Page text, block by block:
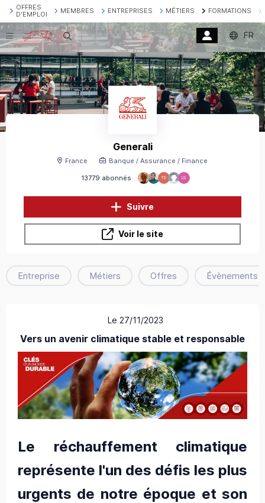
OFFRES
D'EMPLOI
MEMBRES ENTREPRISES MÉTIERS FORMATIONS
Recherche FR
Generali
13779 abonnés TD LS
France Banque / Assurance / Finance
Suivre
Voir le site
Entreprise Métiers Offres Évènements
Le 27/11/2023
Vers un avenir climatique stable et responsable
Le réchauffement climatique
représente l'un des défis les plus
urgents de notre époque et son